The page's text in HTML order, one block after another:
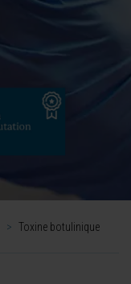
> Toxine botulinique